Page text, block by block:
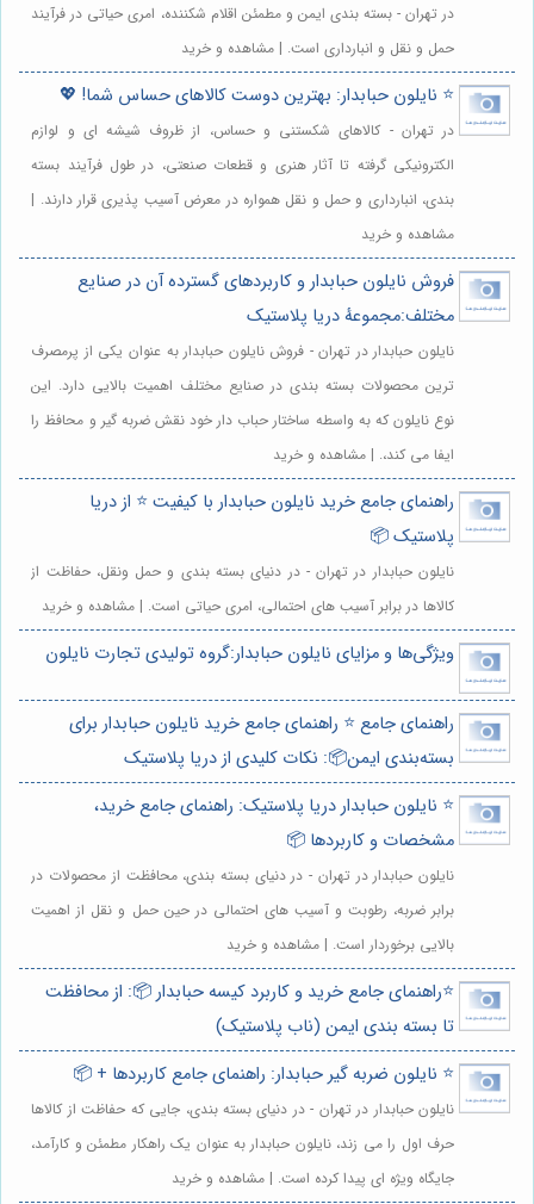
در تهران - بسته بندی ایمن و مطمئن اقلام شکننده، امری حیاتی در فرآیند
حمل و نقل و انبارداری است. | مشاهده و خرید
⭐️ نایلون حبابدار: بهترین دوست کالاهای حساس شما! 💖
در تهران - کالاهای شکستنی و حساس، از ظروف شیشه ای و لوازم
الکترونیکی گرفته تا آثار هنری و قطعات صنعتی، در طول فرآیند بسته
بندی، انبارداری و حمل و نقل همواره در معرض آسیب پذیری قرار دارند. |
مشاهده و خرید
فروش نایلون حبابدار و کاربردهای گسترده آن در صنایع
مختلف:مجموعهٔ دریا پلاستیک
نایلون حبابدار در تهران - فروش نایلون حبابدار به عنوان یکی از پرمصرف
ترین محصولات بسته بندی در صنایع مختلف اهمیت بالایی دارد. این
نوع نایلون که به واسطه ساختار حباب دار خود نقش ضربه گیر و محافظ را
ایفا می کند،. | مشاهده و خرید
راهنمای جامع خرید نایلون حبابدار با کیفیت ⭐️ از دریا
پلاستیک 📦
نایلون حبابدار در تهران - در دنیای بسته بندی و حمل ونقل، حفاظت از
کالاها در برابر آسیب های احتمالی، امری حیاتی است. | مشاهده و خرید
ویژگی‌ها و مزایای نایلون حبابدار:گروه تولیدی تجارت نایلون
راهنمای جامع ⭐️ راهنمای جامع خرید نایلون حبابدار برای
بسته‌بندی ایمن📦: نکات کلیدی از دریا پلاستیک
⭐️ نایلون حبابدار دریا پلاستیک: راهنمای جامع خرید،
مشخصات و کاربردها 📦
نایلون حبابدار در تهران - در دنیای بسته بندی، محافظت از محصولات در
برابر ضربه، رطوبت و آسیب های احتمالی در حین حمل و نقل از اهمیت
بالایی برخوردار است. | مشاهده و خرید
⭐️راهنمای جامع خرید و کاربرد کیسه حبابدار 📦: از محافظت
تا بسته بندی ایمن (ناب پلاستیک)
⭐️ نایلون ضربه گیر حبابدار: راهنمای جامع کاربردها + 📦
نایلون حبابدار در تهران - در دنیای بسته بندی، جایی که حفاظت از کالاها
حرف اول را می زند، نایلون حبابدار به عنوان یک راهکار مطمئن و کارآمد،
جایگاه ویژه ای پیدا کرده است. | مشاهده و خرید